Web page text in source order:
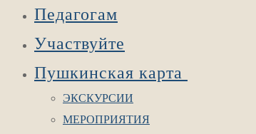
Педагогам
Участвуйте
Пушкинская карта
ЭКСКУРСИИ
МЕРОПРИЯТИЯ